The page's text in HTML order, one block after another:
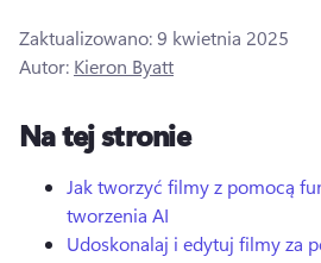
Zaloguj się
Zaktualizowano:9 kwietnia 2025
Autor: Kieron Byatt
Na tej stronie
Jak tworzyć filmy z pomocą
tworzenia AI
Udoskonalaj i edytuj filmy za